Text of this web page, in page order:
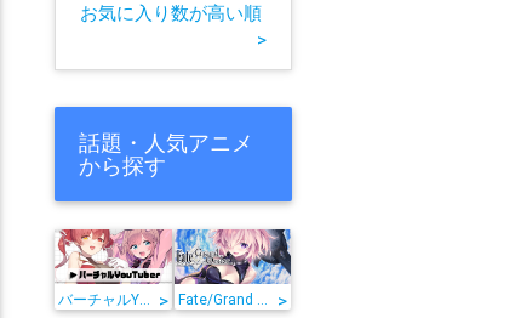
お気に入り数が高い順
>
話題・人気アニメ
から探す
バーチャルYouTuber > Fate/Grand Order >